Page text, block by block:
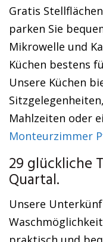
Gratis
parken Sie
Mikrowelle und
Küchen bestens
Unsere Küchen
Mahlzeiten oder
Monteurzimmer
29 glückliche
Quartal.
Unsere